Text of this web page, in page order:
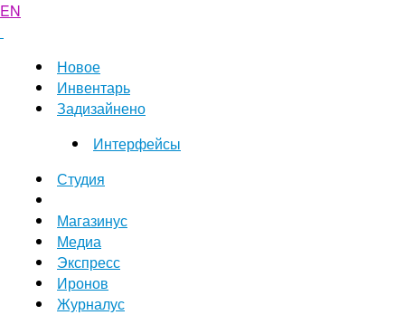
EN
Новое
Инвентарь
Задизайнено
Интерфейсы
Студия
Магазинус
Медиа
Экспресс
Иронов
Журналус